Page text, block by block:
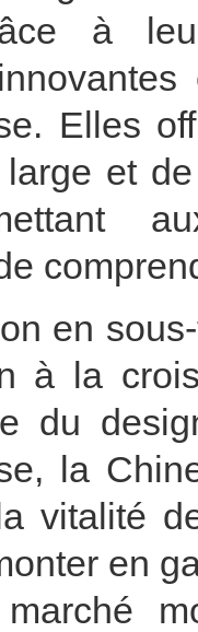
à
Elles
et
en
à la
du
la
vitalité
en
marché